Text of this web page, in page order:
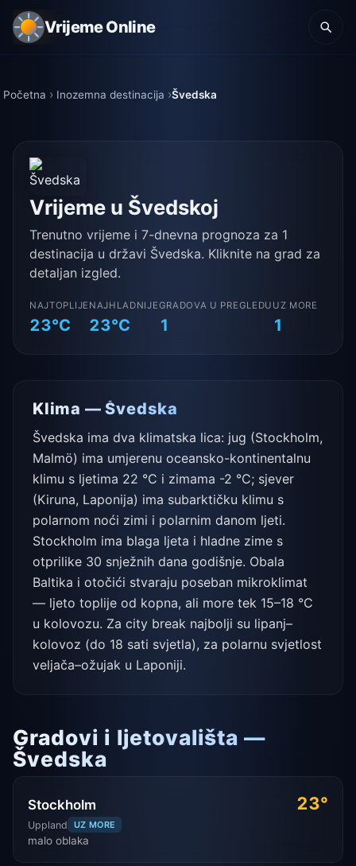
Vrijeme Online
Početna Inozemna destinacija Švedska
Vrijeme u Švedskoj
Trenutno vrijeme i 7-dnevna prognoza za 1
destinacija u državi Švedska. Kliknite na grad za
detaljan izgled.
NAJTOPLIJE
23°C
NAJHLADNIJE
23°C
GRADOVA U PREGLEDU
1
UZ MORE
1
Klima — Švedska
Švedska ima dva klimatska lica: jug (Stockholm,
Malmö) ima umjerenu oceansko-kontinentalnu
klimu s ljetima 22 °C i zimama -2 °C; sjever
(Kiruna, Laponija) ima subarktičku klimu s
polarnom noći zimi i polarnim danom ljeti.
Stockholm ima blaga ljeta i hladne zime s
otprilike 30 snježnih dana godišnje. Obala
Baltika i otočići stvaraju poseban mikroklimat
— ljeto toplije od kopna, ali more tek 15–18 °C
u kolovozu. Za city break najbolji su lipanj–
kolovoz (do 18 sati svjetla), za polarnu svjetlost
veljača–ožujak u Laponiji.
Gradovi i ljetovališta —
Švedska
Stockholm 23°
Uppland UZ MORE
malo oblaka